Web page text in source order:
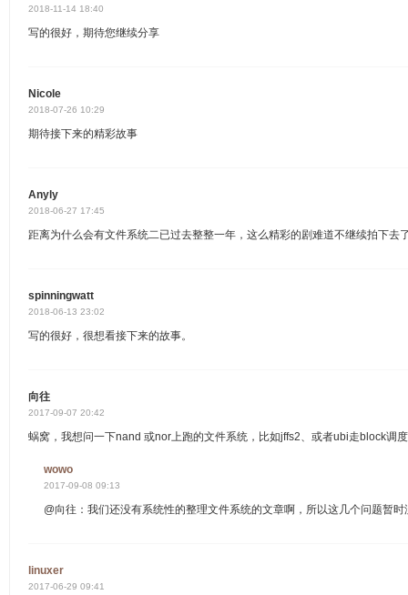
2018-11-14 18:40
写的很好，期待您继续分享
Nicole
2018-07-26 10:29
期待接下来的精彩故事
Anyly
2018-06-27 17:45
距离为什么会有文件系统二已过去整整一年，这么精彩的剧难道不继续拍下去
spinningwatt
2018-06-13 23:02
写的很好，很想看接下来的故事。
向往
2017-09-07 20:42
蜗窝，我想问一下nand 或nor上跑的文件系统，比如jffs2、或者ubi走block调
wowo
2017-09-08 09:13
@向往：我们还没有系统性的整理文件系统的文章啊，所以这几个问题暂
linuxer
2017-06-29 09:41